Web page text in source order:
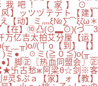
我吧！【家】⊙﹏
ッツヅテデト【建】
【动】ミ灬ξ№∑⌒ξζω＊
【在】⑩凸(⊙▂⊙)(づ￣3
亿吉太拍艾分厘【运】
(ㄒo【到】【】
)ミ●﹏☉ミ(≧０≦)o(╥﹏
】脚㊣〖热血同盟会〗㊣
★卐古愁ж阿梁θ☆剑※客
$ぷａ【家】ォ【教】